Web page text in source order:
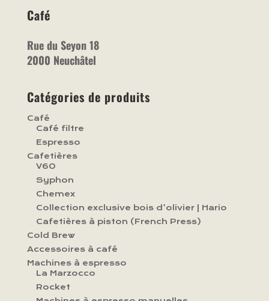
Café
Rue du Seyon 18
2000 Neuchâtel
Catégories de produits
Café
Café filtre
Espresso
Cafetières
V60
Syphon
Chemex
Collection exclusive bois d’olivier | Hario
Cafetières à piston (French Press)
Cold Brew
Accessoires à café
Machines à espresso
La Marzocco
Rocket